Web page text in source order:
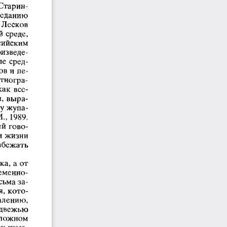
среде,
сред­
и пе­
все­
выра­
жупа­
1989.
гово­
жизни
а от
за­
кото­